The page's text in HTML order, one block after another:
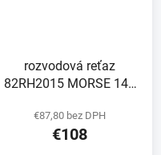
rozvodová reťaz
82RH2015 MORSE 142
€87,80 bez DPH
€108